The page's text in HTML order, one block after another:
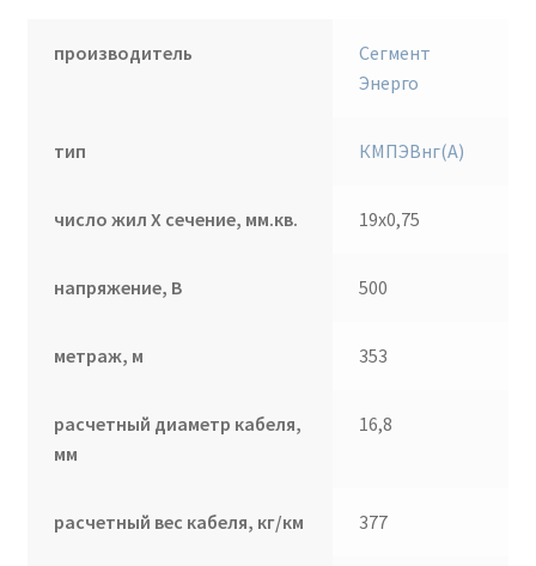
производитель
Сегмент
Энерго
тип КМПЭВнг(А)
число жил Х сечение, мм.кв. 19х0,75
напряжение, В 500
метраж, м 353
расчетный диаметр кабеля,
мм
16,8
расчетный вес кабеля, кг/км 377